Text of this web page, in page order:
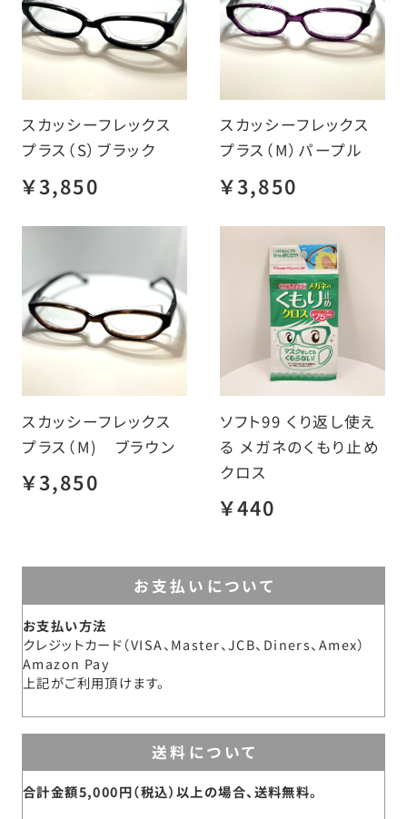
スカッシーフレックス
プラス（S）ブラック
￥3,850
スカッシーフレックス
プラス（M）パープル
￥3,850
スカッシーフレックス
プラス（M) ブラウン
￥3,850
ソフト99 くり返し使え
る メガネのくもり止め
クロス
￥440
お支払いについて
お支払い方法
クレジットカード（VISA、Master、JCB、Diners、Amex）
Amazon Pay
上記がご利用頂けます。
送料について
合計金額5,000円（税込）以上の場合、送料無料。